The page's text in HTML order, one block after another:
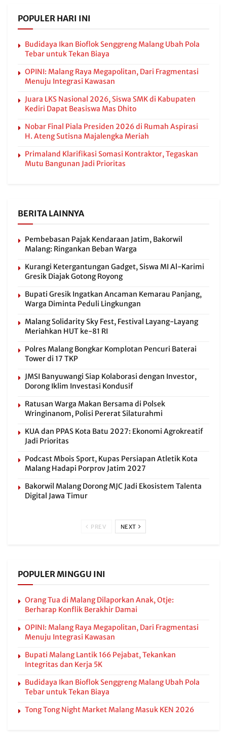
POPULER HARI INI
Budidaya Ikan Bioflok Senggreng Malang Ubah Pola
Tebar untuk Tekan Biaya
OPINI: Malang Raya Megapolitan, Dari Fragmentasi
Menuju Integrasi Kawasan
Juara LKS Nasional 2026, Siswa SMK di Kabupaten
Kediri Dapat Beasiswa Mas Dhito
Nobar Final Piala Presiden 2026 di Rumah Aspirasi
H. Ateng Sutisna Majalengka Meriah
Primaland Klarifikasi Somasi Kontraktor, Tegaskan
Mutu Bangunan Jadi Prioritas
BERITA LAINNYA
Pembebasan Pajak Kendaraan Jatim, Bakorwil
Malang: Ringankan Beban Warga
Kurangi Ketergantungan Gadget, Siswa MI Al-Karimi
Gresik Diajak Gotong Royong
Bupati Gresik Ingatkan Ancaman Kemarau Panjang,
Warga Diminta Peduli Lingkungan
Malang Solidarity Sky Fest, Festival Layang-Layang
Meriahkan HUT ke-81 RI
Polres Malang Bongkar Komplotan Pencuri Baterai
Tower di 17 TKP
JMSI Banyuwangi Siap Kolaborasi dengan Investor,
Dorong Iklim Investasi Kondusif
Ratusan Warga Makan Bersama di Polsek
Wringinanom, Polisi Pererat Silaturahmi
KUA dan PPAS Kota Batu 2027: Ekonomi Agrokreatif
Jadi Prioritas
Podcast Mbois Sport, Kupas Persiapan Atletik Kota
Malang Hadapi Porprov Jatim 2027
Bakorwil Malang Dorong MJC Jadi Ekosistem Talenta
Digital Jawa Timur
PREV NEXT
POPULER MINGGU INI
Orang Tua di Malang Dilaporkan Anak, Otje:
Berharap Konflik Berakhir Damai
OPINI: Malang Raya Megapolitan, Dari Fragmentasi
Menuju Integrasi Kawasan
Bupati Malang Lantik 166 Pejabat, Tekankan
Integritas dan Kerja 5K
Budidaya Ikan Bioflok Senggreng Malang Ubah Pola
Tebar untuk Tekan Biaya
Tong Tong Night Market Malang Masuk KEN 2026